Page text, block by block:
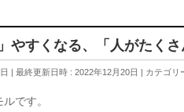
やすくなる、「人がたく
最終更新日時 : 2022年12月20日 カテゴリ
です。